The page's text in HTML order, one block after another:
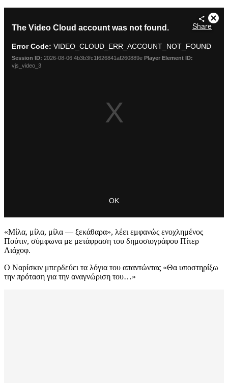
«Μίλα, μίλα, μίλα — ξεκάθαρα», λέει εμφανώς ενοχλημένος
Πούτιν, σύμφωνα με μετάφραση του δημοσιογράφου Πίτερ
Λιάχοφ.
Ο Ναρίσκιν μπερδεύει τα λόγια του απαντώντας «Θα υποστηρίξω
την πρόταση για την αναγνώριση του…»